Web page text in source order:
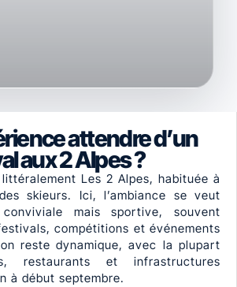
attendre d’un
aux 2 Alpes ?
littéralement Les 2 Alpes, habituée à
skieurs. Ici, l’ambiance se veut
mais sportive, souvent
compétitions et événements
reste dynamique, avec la plupart
restaurants et infrastructures
à début septembre.